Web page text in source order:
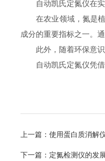
自动凯氏定氮仪在实
在农业领域，氮是植
成分的重要指标之一。
此外，随着环保意识
自动凯氏定氮仪凭借
上一篇： 使用蛋白质消解
下一篇： 定氮检测仪的发